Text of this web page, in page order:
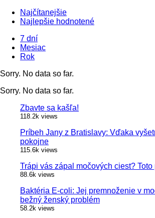
Najčítanejšie
Najlepšie hodnotené
7 dní
Mesiac
Rok
Sorry. No data so far.
Sorry. No data so far.
Zbavte sa kašľa!
118.2k views
Príbeh Jany z Bratislavy: Vďaka
pokojne
115.6k views
Trápi vás zápal močových ciest? Toto
88.6k views
Baktéria E-coli: Jej premnoženie v
bežný ženský problém
58.2k views